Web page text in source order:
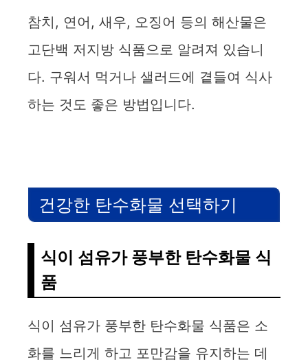
참치, 연어, 새우, 오징어 등의 해산물은
고단백 저지방 식품으로 알려져 있습니
다. 구워서 먹거나 샐러드에 곁들여 식사
하는 것도 좋은 방법입니다.
건강한 탄수화물 선택하기
식이 섬유가 풍부한 탄수화물 식
품
식이 섬유가 풍부한 탄수화물 식품은 소
화를 느리게 하고 포만감을 유지하는 데